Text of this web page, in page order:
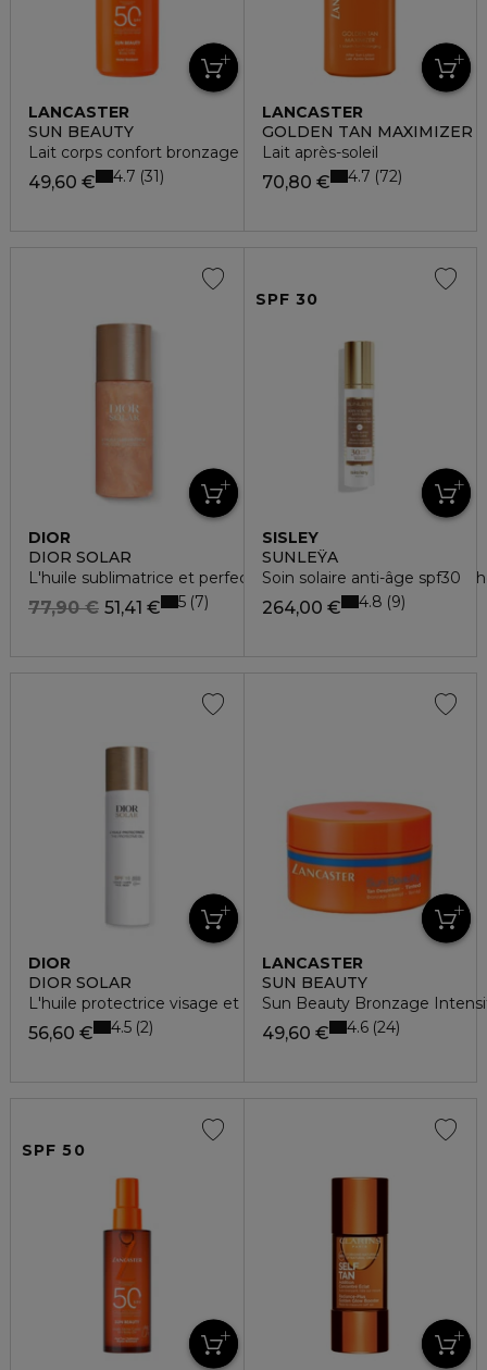
LANCASTER
SUN BEAUTY
Lait corps confort bronzage sublime spf50
49,60 € 4.7 31
LANCASTER
GOLDEN TAN MAXIMIZER
Lait après-soleil
70,80 € 4.7 72
DIOR
DIOR SOLAR
L'huile sublimatrice et perfectrice d'éclat - corps, visage &
51,41 €
77,90 € 5 7
SPF 30
SISLEY
SUNLEŸA
Soin solaire anti-âge spf30
264,00 € 4.8 9
DIOR
DIOR SOLAR
L'huile protectrice visage et corps spf 15- spray solaire
56,60 € 4.5 2
LANCASTER
SUN BEAUTY
Sun Beauty Bronzage
49,60 € 4.6 24
SPF 50